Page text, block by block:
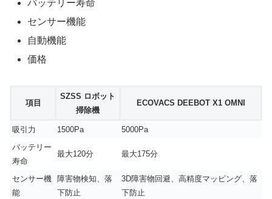
バッテリー寿命
センサー機能
自動機能
価格
項目
SZSS ロボット
掃除機
ECOVACS DEEBOT X1 OMNI
吸引力 1500Pa
5000Pa
バッテリー
寿命
最大120分 最大175分
センサー機
能
障害物検知、落
下防止
3D障害物回避、高精度マッピング、落
下防止